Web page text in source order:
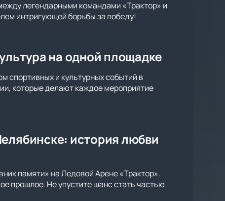
легендарными командами «Трактор» и
интригующей борьбы за победу!
на одной площадке
спортивных и культурных событий в
которые делают каждое мероприятие
история любви
памяти» на Ледовой Арене «Трактор».
прошлое. Не упустите шанс стать частью